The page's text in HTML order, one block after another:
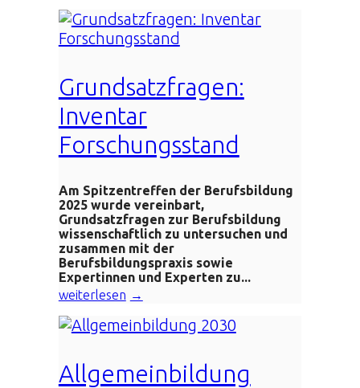
Grundsatzfragen:
Inventar
Forschungsstand
Am Spitzentreffen der Berufsbildung
2025 wurde vereinbart,
Grundsatzfragen zur Berufsbildung
wissenschaftlich zu untersuchen und
zusammen mit der
Berufsbildungspraxis sowie
Expertinnen und Experten zu...
weiterlesen
Allgemeinbildung